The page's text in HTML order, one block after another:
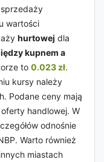
wartości
hurtowej dla
kupnem a
to 0.023 zł.
kursy należy
Podane ceny mają
handlowej. W
odnośnie
Warto również
miastach